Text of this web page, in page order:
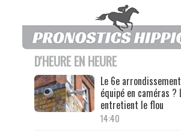
D'HEURE EN HEURE
Le 6e
équipé en caméras ?
entretient le flou
14:40